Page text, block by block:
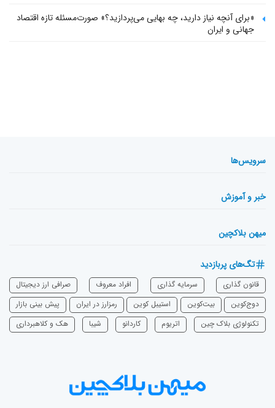
«برای آنچه نیاز دارید، چه بهایی می‌پردازید؟» صورت‌مسئله تازه اقتصاد
جهانی و ایران
سرویس‌ها
خبر و آموزش
میهن بلاکچین
تگ‌های پربازدید
قانون گذاری سرمایه‌ گذاری افراد معروف
صرافی ارز دیجیتال
دوج‌کوین
بیت‌کوین استیبل کوین رمزارز در ایران
پیش بینی بازار
تکنولوژی بلاک چین
اتریوم ‌کاردانو شیبا هک و کلاهبرداری